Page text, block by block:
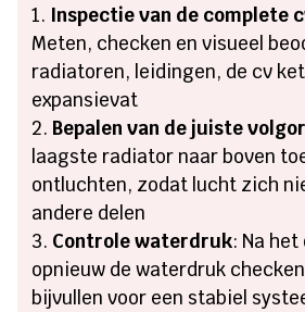
Inspectie van de complete
Meten, checken en visueel
radiatoren, leidingen, de cv
expansievat
Bepalen van de juiste
laagste radiator naar boven
ontluchten, zodat lucht zich
andere delen
Controle waterdruk: Na
opnieuw de waterdruk
bijvullen voor een stabiel